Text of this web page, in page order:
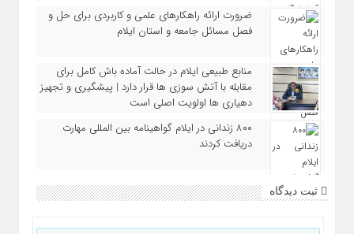
ضرورت ارائه راهکارهای علمی و کاربردی برای حل و
فصل مسائل جامعه و استان ایلام
منابع طبیعی ایلام در حالت آماده‌ باش کامل برای
مقابله با آتش‌ سوزی‌ ها قرار دارد | پیشگیری و تجهیز
دهیاری‌ ها اولویت اصلی است
۸۰۰ زندانی در ایلام گواهینامه بین‌ المللی مهارت
دریافت کردند
ثبت دیدگاه